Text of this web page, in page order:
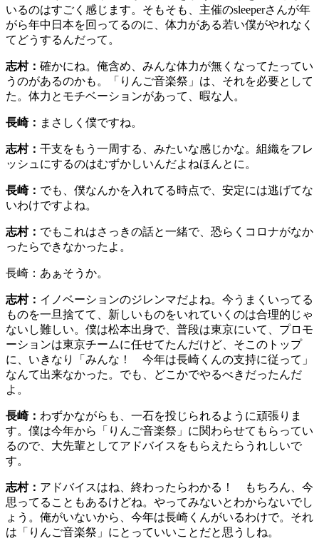
いるのはすごく感じます。そもそも、主催のsleeperさんが年
がら年中日本を回ってるのに、体力がある若い僕がやれなく
てどうするんだって。
志村： 確かにね。俺含め、みんな体力が無くなってたってい
うのがあるのかも。「りんご音楽祭」は、それを必要として
た。体力とモチベーションがあって、暇な人。
長崎： まさしく僕ですね。
志村： 干支をもう一周する、みたいな感じかな。組織をフレ
ッシュにするのはむずかしいんだよねほんとに。
長崎： でも、僕なんかを入れてる時点で、安定には逃げてな
いわけですよね。
志村： でもこれはさっきの話と一緒で、恐らくコロナがなか
ったらできなかったよ。
長崎：あぁそうか。
志村： イノベーションのジレンマだよね。今うまくいってる
ものを一旦捨てて、新しいものをいれていくのは合理的じゃ
ないし難しい。僕は松本出身で、普段は東京にいて、プロモ
ーションは東京チームに任せてたんだけど、そこのトップ
に、いきなり「みんな！ 今年は長崎くんの支持に従って」
なんて出来なかった。でも、どこかでやるべきだったんだ
よ。
長崎： わずかながらも、一石を投じられるように頑張りま
す。僕は今年から「りんご音楽祭」に関わらせてもらってい
るので、大先輩としてアドバイスをもらえたらうれしいで
す。
志村： アドバイスはね、終わったらわかる！ もちろん、今
思ってることもあるけどね。やってみないとわからないでし
ょう。俺がいないから、今年は長崎くんがいるわけで。それ
は「りんご音楽祭」にとっていいことだと思うしね。